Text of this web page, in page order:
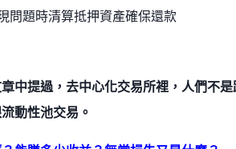
題時清算抵押資產確保還款
中提過，去中心化交易所裡，人們不是
動性池交易。